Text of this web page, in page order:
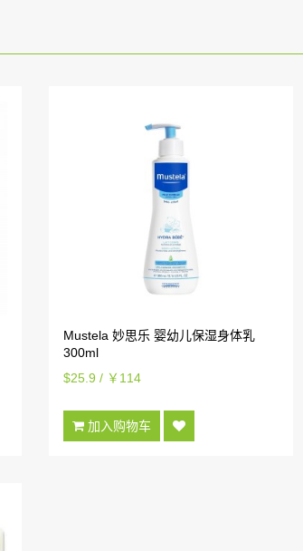
Mustela 妙思乐 婴幼儿保湿身体乳
300ml
$25.9 / ￥114
加入购物车